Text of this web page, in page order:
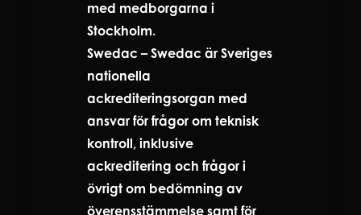
med medborgarna i
Stockholm.
Swedac – Swedac är Sveriges
nationella
ackrediteringsorgan med
ansvar för frågor om teknisk
kontroll, inklusive
ackreditering och frågor i
övrigt om bedömning av
överensstämmelse samt för